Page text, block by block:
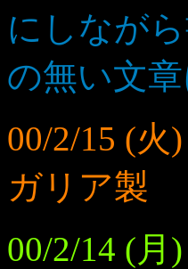
にしなが
の無い文
00/2/15 (
ガリア製
00/2/14 (